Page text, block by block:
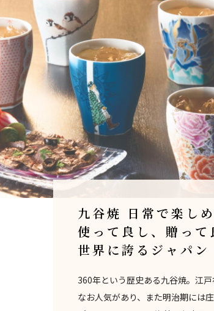
九谷焼 日常で楽し
使って良し、贈って
世界に誇るジャパ
360年という歴史ある九谷焼。江
なお人気があり、また明治期には